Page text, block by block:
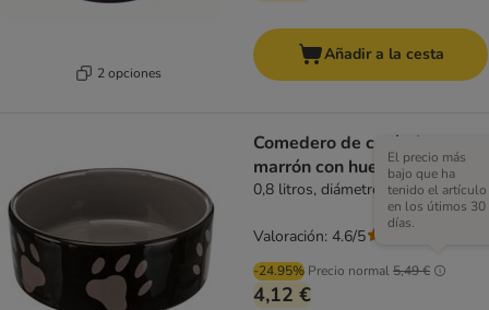
2 opciones
Añadir a la cesta
Comedero de cerámica
marrón con huellas Trixie
0,8 litros, diámetro 16 cm
-24.95% Precio normal5,49 €
El precio más
bajo que ha
tenido el artículo
en los útimos 30
días.
4,12 €
Valoración: 4.6/5